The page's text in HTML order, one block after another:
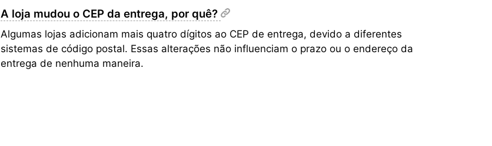
A loja mudou o CEP da entrega, por quê?
Algumas lojas adicionam mais quatro dígitos ao CEP de entrega, devido a diferentes
sistemas de código postal. Essas alterações não influenciam o prazo ou o endereço da
entrega de nenhuma maneira.